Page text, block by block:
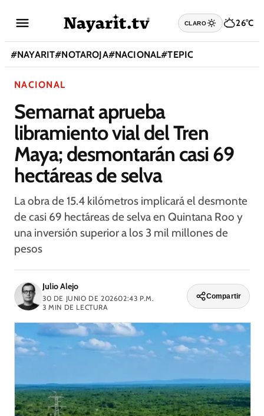
CLARO 26°C
#NAYARIT#NOTAROJA#NACIONAL#TEPIC
NACIONAL
Semarnat aprueba
libramiento vial del Tren
Maya; desmontarán casi 69
hectáreas de selva
La obra de 15.4 kilómetros implicará el desmonte
de casi 69 hectáreas de selva en Quintana Roo y
una inversión superior a los 3 mil millones de
pesos
Julio Alejo
30 DE JUNIO DE 202602:43 P.M.
3 MIN DE LECTURA
Compartir